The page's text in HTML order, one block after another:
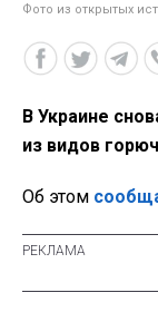
Фото из открытых
В Украине
из видов
Об этом